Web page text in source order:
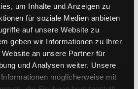
um Inhalte und Anzeigen zu
für soziale Medien anbieten
auf unsere Website zu
geben wir Informationen zu Ihrer
an unsere Partner für
und Analysen weiter. Unsere
möglicherweise mit